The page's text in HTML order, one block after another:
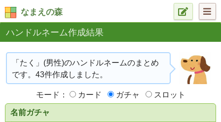
なまえの森
ハンドルネーム作成結果
「たく」(男性)のハンドルネームのまとめ
です。43件作成しました。
モード： カード ガチャ スロット
名前ガチャ